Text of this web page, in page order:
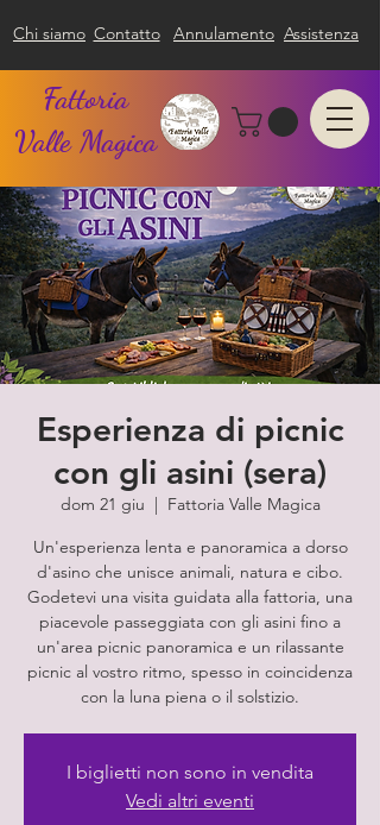
Chi siamo Contatto Annulamento Assistenza
Fattoria
Valle Magica
Esperienza di picnic
con gli asini (sera)
dom 21 giu
  |
Fattoria Valle Magica
Un'esperienza lenta e panoramica a dorso
d'asino che unisce animali, natura e cibo.
Godetevi una visita guidata alla fattoria, una
piacevole passeggiata con gli asini fino a
un'area picnic panoramica e un rilassante
picnic al vostro ritmo, spesso in coincidenza
con la luna piena o il solstizio.
I biglietti non sono in vendita
Vedi altri eventi